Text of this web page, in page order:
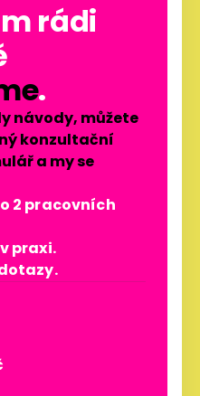
rádi
.
návody, můžete
konzultační
a my se
2 pracovních
praxi.